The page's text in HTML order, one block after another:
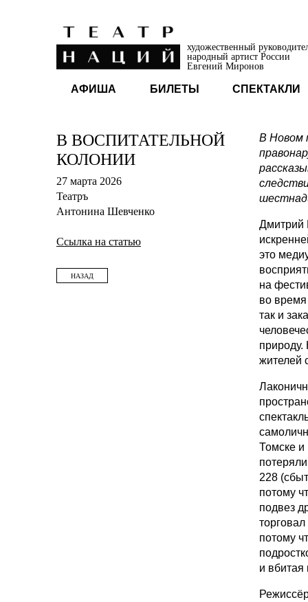
художественный
народный артист России
Евгений Миронов
АФИША БИЛЕТЫ СПЕКТАКЛИ
В ВОСПИТАТЕЛЬНОЙ
КОЛОНИИ
27 марта 2026
Театръ
Антонина Шевченко
Ссылка на статью
НАЗАД
В Новом
Дмитрий
это
на
во
так и
жителей
Томске и
228
потому
подвез
потому
и